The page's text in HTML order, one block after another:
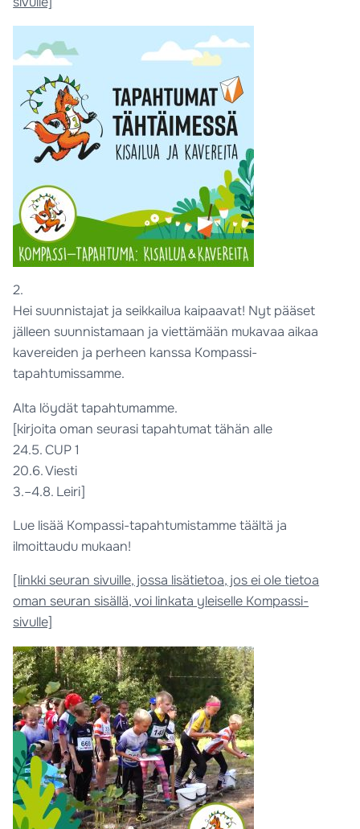
2.
Hei suunnistajat ja seikkailua kaipaavat! Nyt pääset
jälleen suunnistamaan ja viettämään mukavaa aikaa
kavereiden ja perheen kanssa Kompassi-
tapahtumissamme.
Alta löydät tapahtumamme.
[kirjoita oman seurasi tapahtumat tähän alle
24.5. CUP 1
20.6. Viesti
3.–4.8. Leiri]
Lue lisää Kompassi-tapahtumistamme täältä ja
ilmoittaudu mukaan!
[linkki seuran sivuille, jossa lisätietoa, jos ei ole tietoa
oman seuran sisällä, voi linkata yleiselle Kompassi-
sivulle]